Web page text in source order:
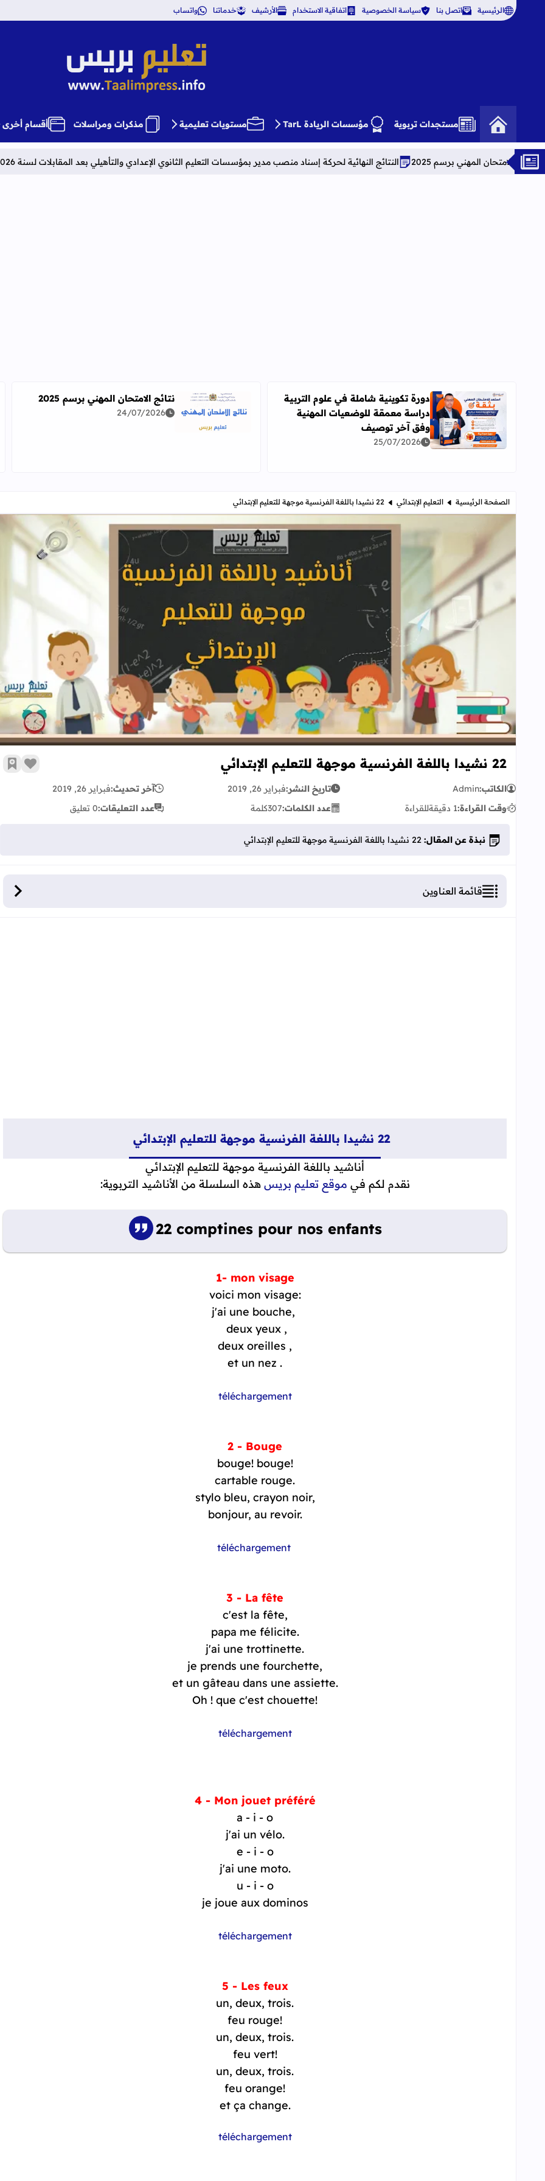
الرئيسية اتصل بنا سياسة الخصوصية اتفاقية الاستخدام الأرشيف خدماتنا واتساب
تعليم بريس TaalimPress
مستجدات تربوية مؤسسات الريادة TarL مستويات تعليمية مذكرات ومراسلات أقسام أخرى
برسم 2025 النتائج النهائية لحركة إسناد منصب مدير بمؤسسات التعليم الثانوي الإعدادي والتأهيلي بعد المقابلات لسنة 2026 نتائج الحركة
اقرأ المزيد عن دورة تكوينية شاملة في علوم التربية دراسة معمقة للوضعيات المهنية وفق آخر توصيف
دورة تكوينية شاملة في علوم التربية
دراسة معمقة للوضعيات المهنية
وفق آخر توصيف
25/07/2026
اقرأ المزيد عن نتائج الامتحان المهني برسم 2025
نتائج الامتحان المهني برسم 2025
24/07/2026
الصفحة الرئيسية التعليم الإبتدائي 22 نشيدا باللغة الفرنسية موجهة للتعليم الإبتدائي
22 نشيدا باللغة الفرنسية موجهة للتعليم الإبتدائي زر
الكاتب:Admin تاريخ النشر:فبراير 26, 2019 آخر تحديث:فبراير 26, 2019
وقت القراءة:1 دقيقة للقراءة عدد الكلمات:307كلمة عدد التعليقات:0 تعليق
نبذة عن المقال:
قائمة العناوين
22 نشيدا باللغة الفرنسية موجهة للتعليم الإبتدائي
أناشيد باللغة الفرنسية موجهة للتعليم الإبتدائي
نقدم لكم في موقع تعليم بريس هذه السلسلة من الأناشيد التربوية:
22 comptines pour nos enfants
1- mon visage
voici mon visage:
j'ai une bouche,
, deux yeux
, deux oreilles
. et un nez
téléchargement
2 - Bouge
bouge! bouge!
cartable rouge.
stylo bleu, crayon noir,
bonjour, au revoir.
téléchargement
3 - La fête
c'est la fête,
papa me félicite.
j'ai une trottinette.
je prends une fourchette,
et un gâteau dans une assiette.
!Oh ! que c'est chouette
téléchargement
4 - Mon jouet préféré
a - i - o
j'ai un vélo.
e - i - o
j'ai une moto.
u - i - o
je joue aux dominos
téléchargement
5 - Les feux
un, deux, trois.
feu rouge!
un, deux, trois.
feu vert!
un, deux, trois.
feu orange!
et ça change.
téléchargement